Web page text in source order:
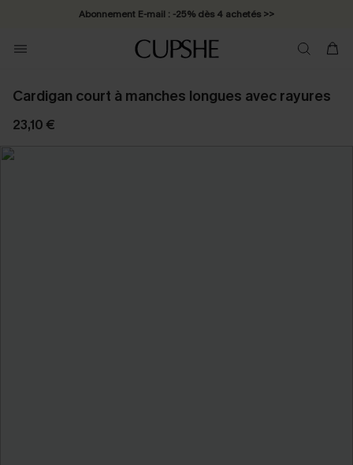
Abonnement E-mail : -25% dès 4 achetés >>
Cardigan court à manches longues avec rayures
23,10 €